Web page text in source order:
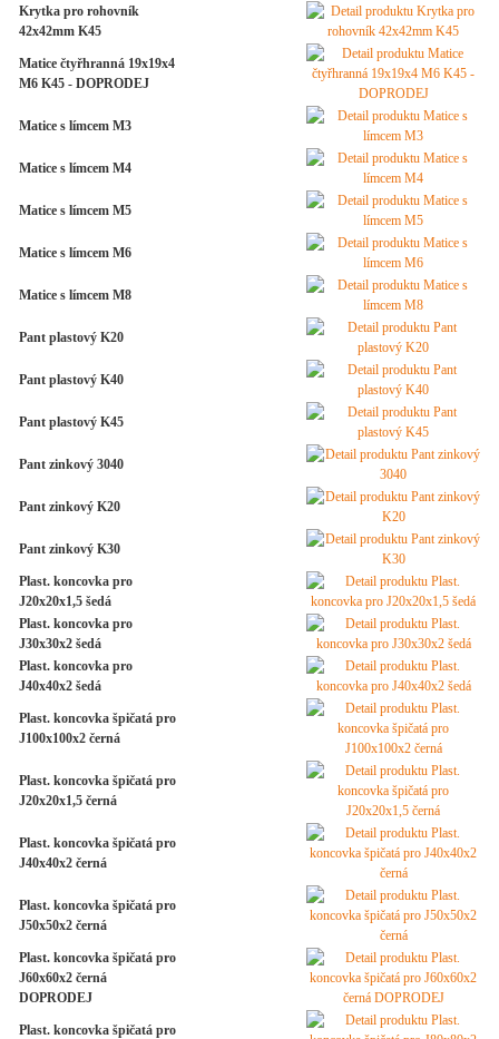
Krytka pro rohovník
42x42mm K45
Matice čtyřhranná 19x19x4
M6 K45 - DOPRODEJ
Matice s límcem M3
Matice s límcem M4
Matice s límcem M5
Matice s límcem M6
Matice s límcem M8
Pant plastový K20
Pant plastový K40
Pant plastový K45
Pant zinkový 3040
Pant zinkový K20
Pant zinkový K30
Plast. koncovka pro
J20x20x1,5 šedá
Plast. koncovka pro
J30x30x2 šedá
Plast. koncovka pro
J40x40x2 šedá
Plast. koncovka špičatá pro
J100x100x2 černá
Plast. koncovka špičatá pro
J20x20x1,5 černá
Plast. koncovka špičatá pro
J40x40x2 černá
Plast. koncovka špičatá pro
J50x50x2 černá
Plast. koncovka špičatá pro
J60x60x2 černá
DOPRODEJ
Plast. koncovka špičatá pro